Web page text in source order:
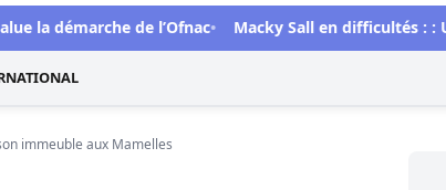
de l’Ofnac Macky Sall en difficultés : : Un
immeuble aux Mamelles